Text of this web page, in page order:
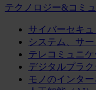
テクノロジー&コミ
サイバーセキュ
システム、サ
テレコミュニ
デジタルプラク
モノのインタ